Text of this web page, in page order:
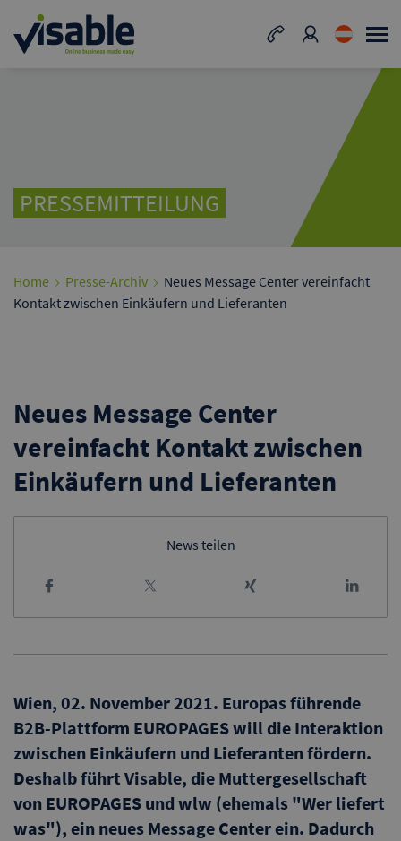
PRESSEMITTEILUNG
Home Presse-Archiv
Neues Message Center vereinfacht
Kontakt zwischen Einkäufern und Lieferanten
Neues Message Center
vereinfacht Kontakt zwischen
Einkäufern und Lieferanten
News teilen
Wien, 02. November 2021. Europas führende
B2B-Plattform EUROPAGES will die Interaktion
zwischen Einkäufern und Lieferanten fördern.
Deshalb führt Visable, die Muttergesellschaft
von EUROPAGES und wlw (ehemals "Wer liefert
was"), ein neues Message Center ein. Dadurch